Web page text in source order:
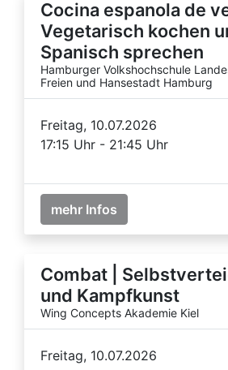
Cocina espanola de
Vegetarisch kochen
Spanisch sprechen
Hamburger Volkshochschule
Freien und Hansestadt Hamburg
Freitag, 10.07.2026
17:15 Uhr - 21:45 Uhr
mehr Infos
Combat |
und Kampfkunst
Wing Concepts Akademie Kiel
Freitag, 10.07.2026